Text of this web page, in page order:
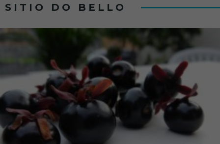
SITIO DO BELLO